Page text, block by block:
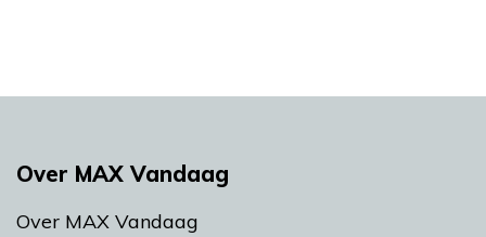
Over MAX Vandaag
Over MAX Vandaag